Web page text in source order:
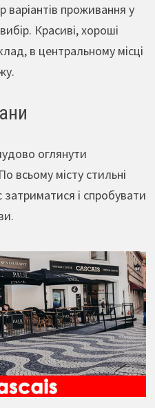
варіантів проживання у
Красиві, хороші
в центральному місці
оглянути
всьому місту стильні
і спробувати